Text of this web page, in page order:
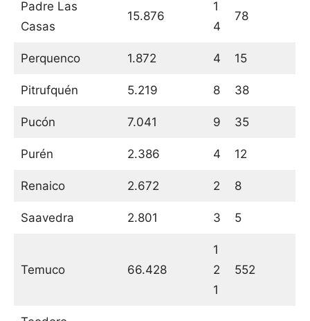
Padre Las
Casas
15.876
1
4
78
Perquenco 1.872 4 15
Pitrufquén 5.219 8 38
Pucón 7.041 9 35
Purén 2.386 4 12
Renaico 2.672 2 8
Saavedra 2.801 3 5
Temuco 66.428
1
2
1
552